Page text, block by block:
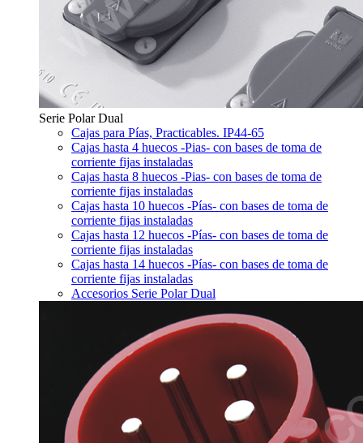
Serie Polar Dual
Cajas para Pías, Practicables. IP44-65
Cajas hasta 4 huecos -Pias- con bases de toma de
corriente fijas instaladas
Cajas hasta 8 huecos -Pias- con bases de toma de
corriente fijas instaladas
Cajas hasta 10 huecos -Pías- con bases de toma de
corriente fijas instaladas
Cajas hasta 12 huecos -Pías- con bases de toma de
corriente fijas instaladas
Cajas hasta 14 huecos -Pías- con bases de toma de
corriente fijas instaladas
Accesorios Serie Polar Dual